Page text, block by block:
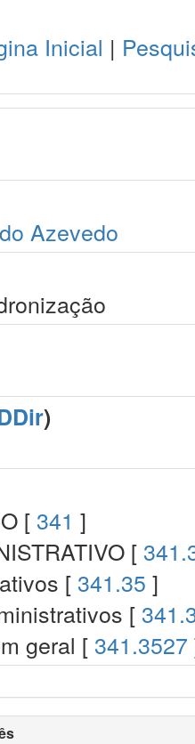
Inicial |
Azevedo
)
[ 341 ]
[
[ 341.35 ]
[
geral [ 341.3527